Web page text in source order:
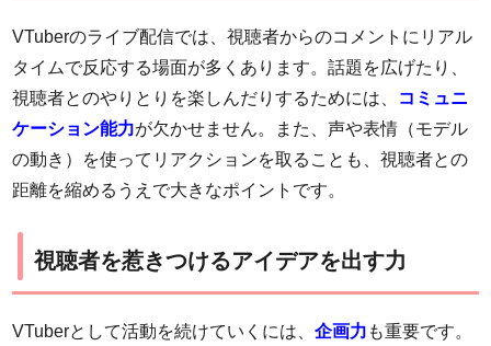
VTuberのライブ配信では、視聴者からのコメントにリアル
タイムで反応する場面が多くあります。話題を広げたり、
視聴者とのやりとりを楽しんだりするためには、
コミュニ
ケーション能力が欠かせません。また、声や表情（モデル
の動き）を使ってリアクションを取ることも、視聴者との
距離を縮めるうえで大きなポイントです。
視聴者を惹きつけるアイデアを出す力
VTuberとして活動を続けていくには、企画力 も重要です。